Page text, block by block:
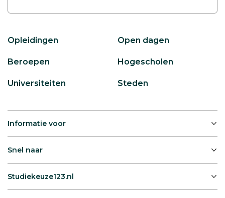
Opleidingen Open dagen
Beroepen Hogescholen
Universiteiten Steden
Informatie voor
Snel naar
Studiekeuze123.nl